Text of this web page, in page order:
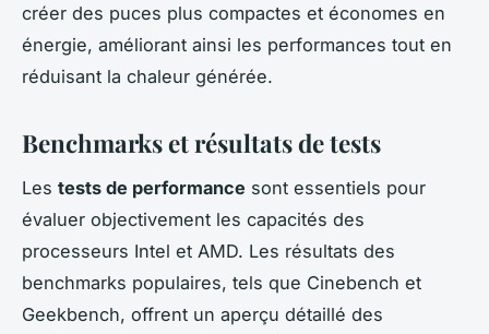
créer des puces plus compactes et économes en
énergie, améliorant ainsi les performances tout en
réduisant la chaleur générée.
Benchmarks et résultats de tests
Les tests de performance sont essentiels pour
évaluer objectivement les capacités des
processeurs Intel et AMD. Les résultats des
benchmarks populaires, tels que Cinebench et
Geekbench, offrent un aperçu détaillé des